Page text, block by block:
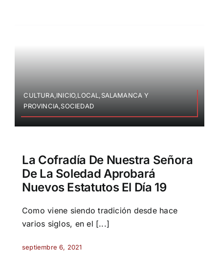
CULTURA,INICIO,LOCAL,SALAMANCA Y
PROVINCIA,SOCIEDAD
La Cofradía De Nuestra Señora
De La Soledad Aprobará
Nuevos Estatutos El Día 19
Como viene siendo tradición desde hace
varios siglos, en el [...]
septiembre 6, 2021